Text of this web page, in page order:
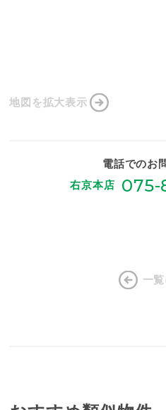
地図を拡大表示
電話でのお
右京本店
一